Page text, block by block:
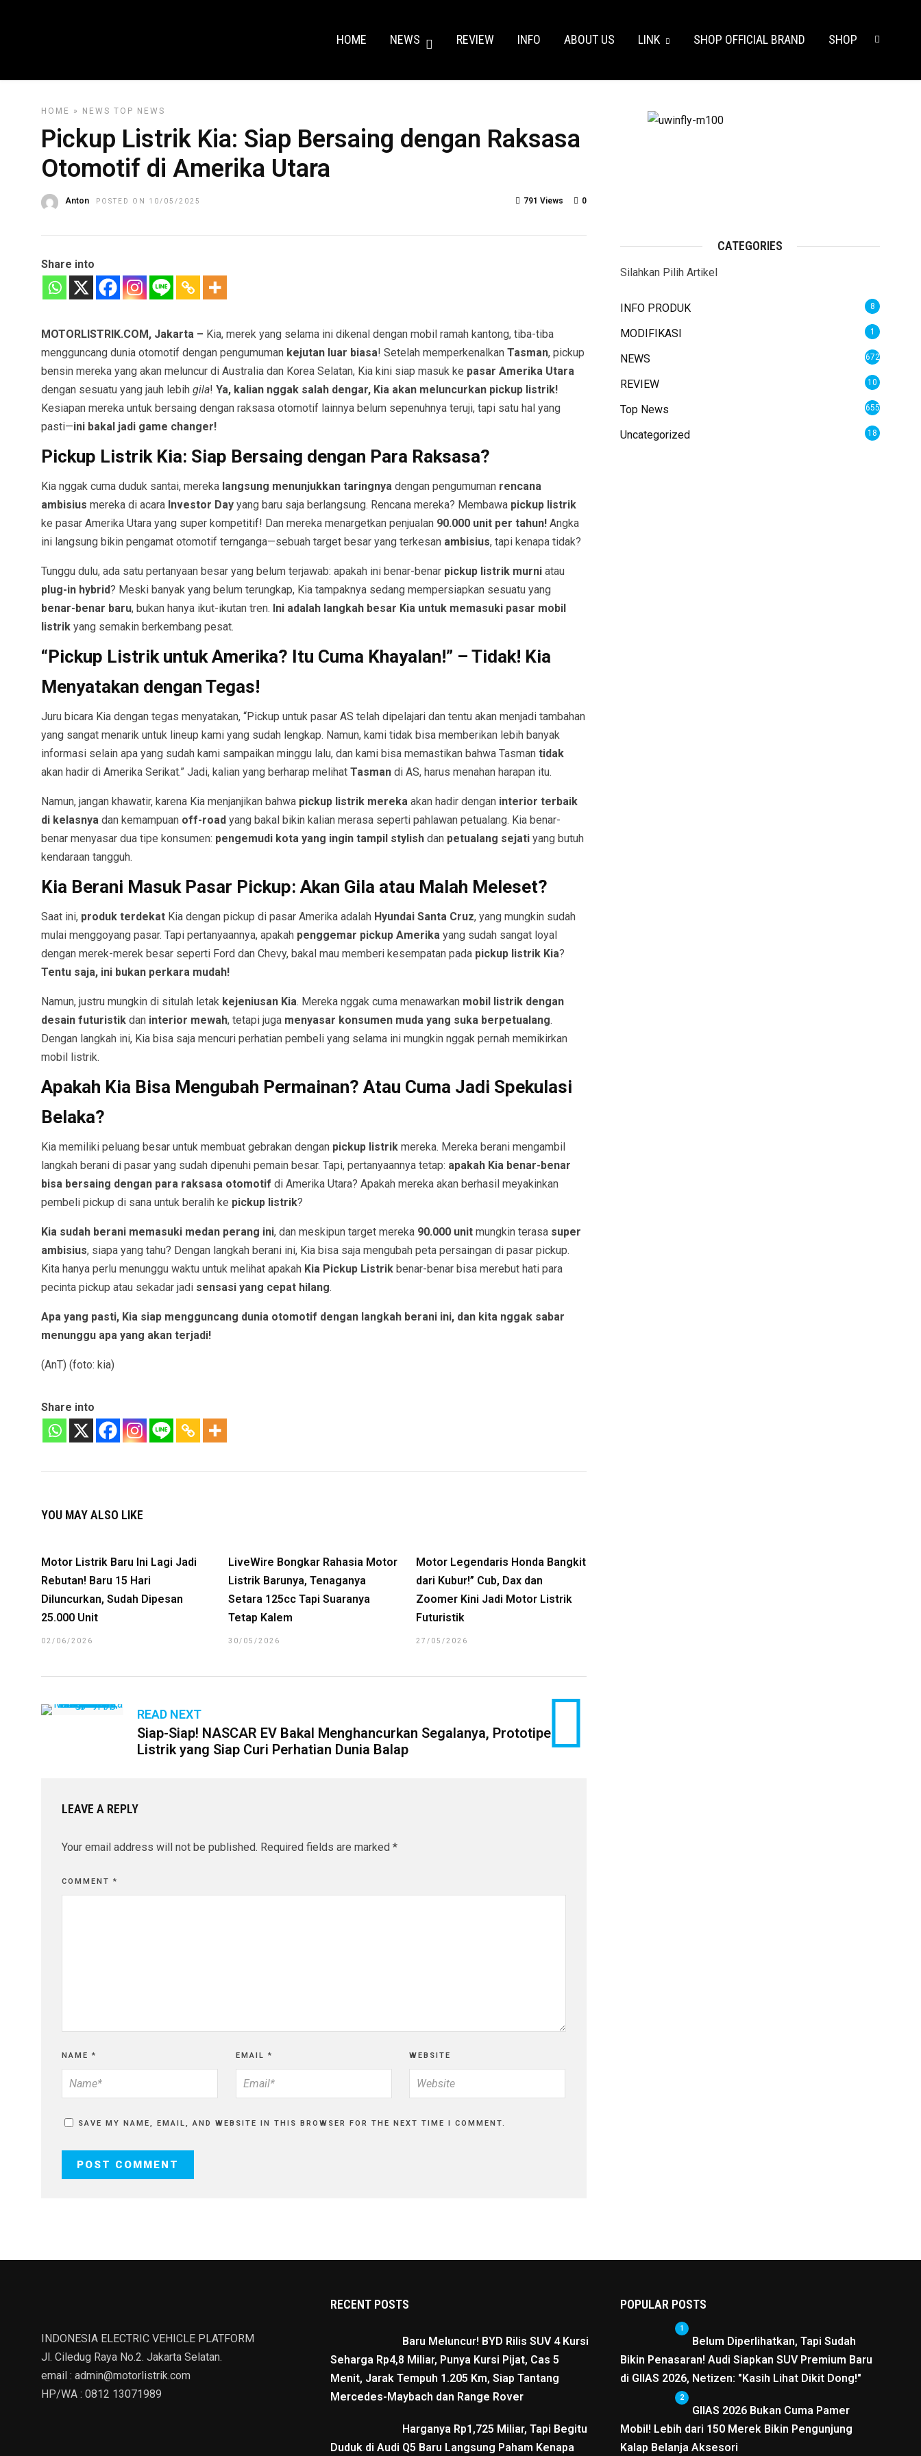
HOME NEWS REVIEW INFO ABOUT US LINK SHOP OFFICIAL BRAND SHOP
HOME » NEWS TOP NEWS
Pickup Listrik Kia: Siap Bersaing dengan Raksasa
Otomotif di Amerika Utara
Anton POSTED ON 10/05/2025 0
791 Views
Share into
MOTORLISTRIK.COM, Jakarta – Kia, merek yang selama ini dikenal dengan mobil ramah kantong, tiba-tiba
mengguncang dunia otomotif dengan pengumuman kejutan luar biasa! Setelah memperkenalkan Tasman, pickup
bensin mereka yang akan meluncur di Australia dan Korea Selatan, Kia kini siap masuk ke pasar Amerika Utara
dengan sesuatu yang jauh lebih gila! Ya, kalian nggak salah dengar, Kia akan meluncurkan pickup listrik!
Kesiapan mereka untuk bersaing dengan raksasa otomotif lainnya belum sepenuhnya teruji, tapi satu hal yang
pasti—ini bakal jadi game changer!
Pickup Listrik Kia: Siap Bersaing dengan Para Raksasa?
Kia nggak cuma duduk santai, mereka langsung menunjukkan taringnya dengan pengumuman rencana
ambisius mereka di acara Investor Day yang baru saja berlangsung. Rencana mereka? Membawa pickup listrik
ke pasar Amerika Utara yang super kompetitif! Dan mereka menargetkan penjualan 90.000 unit per tahun! Angka
ini langsung bikin pengamat otomotif ternganga—sebuah target besar yang terkesan ambisius, tapi kenapa tidak?
Tunggu dulu, ada satu pertanyaan besar yang belum terjawab: apakah ini benar-benar pickup listrik murni atau
plug-in hybrid? Meski banyak yang belum terungkap, Kia tampaknya sedang mempersiapkan sesuatu yang
benar-benar baru, bukan hanya ikut-ikutan tren. Ini adalah langkah besar Kia untuk memasuki pasar mobil
listrik yang semakin berkembang pesat.
“Pickup Listrik untuk Amerika? Itu Cuma Khayalan!” – Tidak! Kia
Menyatakan dengan Tegas!
Juru bicara Kia dengan tegas menyatakan, “Pickup untuk pasar AS telah dipelajari dan tentu akan menjadi tambahan
yang sangat menarik untuk lineup kami yang sudah lengkap. Namun, kami tidak bisa memberikan lebih banyak
informasi selain apa yang sudah kami sampaikan minggu lalu, dan kami bisa memastikan bahwa Tasman tidak
akan hadir di Amerika Serikat.” Jadi, kalian yang berharap melihat Tasman di AS, harus menahan harapan itu.
Namun, jangan khawatir, karena Kia menjanjikan bahwa pickup listrik mereka akan hadir dengan interior terbaik
di kelasnya dan kemampuan off-road yang bakal bikin kalian merasa seperti pahlawan petualang. Kia benar-
benar menyasar dua tipe konsumen: pengemudi kota yang ingin tampil stylish dan petualang sejati yang butuh
kendaraan tangguh.
Kia Berani Masuk Pasar Pickup: Akan Gila atau Malah Meleset?
Saat ini, produk terdekat Kia dengan pickup di pasar Amerika adalah Hyundai Santa Cruz, yang mungkin sudah
mulai menggoyang pasar. Tapi pertanyaannya, apakah penggemar pickup Amerika yang sudah sangat loyal
dengan merek-merek besar seperti Ford dan Chevy, bakal mau memberi kesempatan pada pickup listrik Kia?
Tentu saja, ini bukan perkara mudah!
Namun, justru mungkin di situlah letak kejeniusan Kia. Mereka nggak cuma menawarkan mobil listrik dengan
desain futuristik dan interior mewah, tetapi juga menyasar konsumen muda yang suka berpetualang.
Dengan langkah ini, Kia bisa saja mencuri perhatian pembeli yang selama ini mungkin nggak pernah memikirkan
mobil listrik.
Apakah Kia Bisa Mengubah Permainan? Atau Cuma Jadi Spekulasi
Belaka?
Kia memiliki peluang besar untuk membuat gebrakan dengan pickup listrik mereka. Mereka berani mengambil
langkah berani di pasar yang sudah dipenuhi pemain besar. Tapi, pertanyaannya tetap: apakah Kia benar-benar
bisa bersaing dengan para raksasa otomotif di Amerika Utara? Apakah mereka akan berhasil meyakinkan
pembeli pickup di sana untuk beralih ke pickup listrik?
Kia sudah berani memasuki medan perang ini, dan meskipun target mereka 90.000 unit mungkin terasa super
ambisius, siapa yang tahu? Dengan langkah berani ini, Kia bisa saja mengubah peta persaingan di pasar pickup.
Kita hanya perlu menunggu waktu untuk melihat apakah Kia Pickup Listrik benar-benar bisa merebut hati para
pecinta pickup atau sekadar jadi sensasi yang cepat hilang.
Apa yang pasti, Kia siap mengguncang dunia otomotif dengan langkah berani ini, dan kita nggak sabar
menunggu apa yang akan terjadi!
(AnT) (foto: kia)
Share into
YOU MAY ALSO LIKE
Motor Listrik Baru Ini Lagi Jadi
Rebutan! Baru 15 Hari
Diluncurkan, Sudah Dipesan
25.000 Unit
02/06/2026
LiveWire Bongkar Rahasia Motor
Listrik Barunya, Tenaganya
Setara 125cc Tapi Suaranya
Tetap Kalem
30/05/2026
Motor Legendaris Honda Bangkit
dari Kubur!” Cub, Dax dan
Zoomer Kini Jadi Motor Listrik
Futuristik
27/05/2026
READ NEXT
Siap-Siap! NASCAR EV Bakal Menghancurkan Segalanya, Prototipe
Listrik yang Siap Curi Perhatian Dunia Balap
LEAVE A REPLY
Your email address will not be published. Required fields are marked *
COMMENT *
NAME * EMAIL * WEBSITE
SAVE MY NAME, EMAIL, AND WEBSITE IN THIS BROWSER FOR THE NEXT TIME I COMMENT.
CATEGORIES
Silahkan Pilih Artikel
INFO PRODUK 8
MODIFIKASI 1
NEWS 672
REVIEW 10
Top News 655
Uncategorized 18
INDONESIA ELECTRIC VEHICLE PLATFORM
Jl. Ciledug Raya No.2. Jakarta Selatan.
email : admin@motorlistrik.com
HP/WA : 0812 13071989
RECENT POSTS
Baru Meluncur! BYD Rilis SUV 4 Kursi
Seharga Rp4,8 Miliar, Punya Kursi Pijat, Cas 5
Menit, Jarak Tempuh 1.205 Km, Siap Tantang
Mercedes-Maybach dan Range Rover
Harganya Rp1,725 Miliar, Tapi Begitu
Duduk di Audi Q5 Baru Langsung Paham Kenapa
POPULAR POSTS
1
Belum Diperlihatkan, Tapi Sudah
Bikin Penasaran! Audi Siapkan SUV Premium Baru
di GIIAS 2026, Netizen: "Kasih Lihat Dikit Dong!"
2
GIIAS 2026 Bukan Cuma Pamer
Mobil! Lebih dari 150 Merek Bikin Pengunjung
Kalap Belanja Aksesori